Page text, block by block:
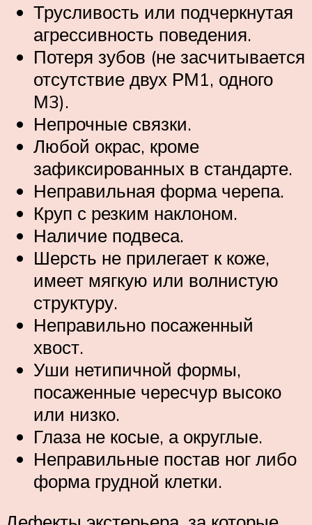
Трусливость или подчеркнутая
агрессивность поведения.
Потеря зубов (не засчитывается
отсутствие двух РМ1, одного
М3).
Непрочные связки.
Любой окрас, кроме
зафиксированных в стандарте.
Неправильная форма черепа.
Круп с резким наклоном.
Наличие подвеса.
Шерсть не прилегает к коже,
имеет мягкую или волнистую
структуру.
Неправильно посаженный
хвост.
Уши нетипичной формы,
посаженные чересчур высоко
или низко.
Глаза не косые, а округлые.
Неправильные постав ног либо
форма грудной клетки.